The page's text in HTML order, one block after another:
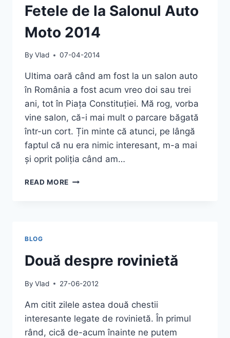
Fetele de la Salonul Auto
Moto 2014
By Vlad 07-04-2014
Ultima oară când am fost la un salon auto
în România a fost acum vreo doi sau trei
ani, tot în Piața Constituției. Mă rog, vorba
vine salon, că-i mai mult o parcare băgată
într-un cort. Țin minte că atunci, pe lângă
faptul că nu era nimic interesant, m-a mai
și oprit poliția când am…
READ MORE FETELE
BLOG
Două despre rovinietă
By Vlad 27-06-2012
Am citit zilele astea două chestii
interesante legate de rovinietă. În primul
rând, cică de-acum înainte ne putem